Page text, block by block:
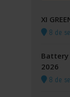
XI
8 de
Battery
2026
8 de